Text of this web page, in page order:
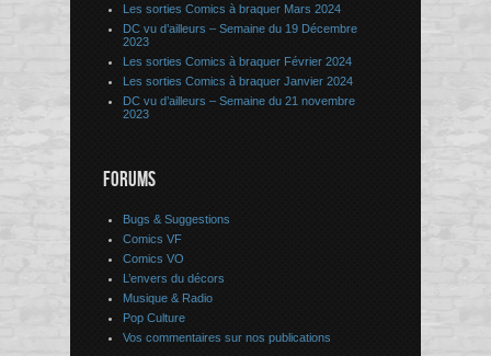
Les sorties Comics à braquer Mars 2024
DC vu d’ailleurs – Semaine du 19 Décembre
2023
Les sorties Comics à braquer Février 2024
Les sorties Comics à braquer Janvier 2024
DC vu d’ailleurs – Semaine du 21 novembre
2023
FORUMS
Bugs & Suggestions
Comics VF
Comics VO
L’envers du décors
Musique & Radio
Pop Culture
Vos commentaires sur nos publications